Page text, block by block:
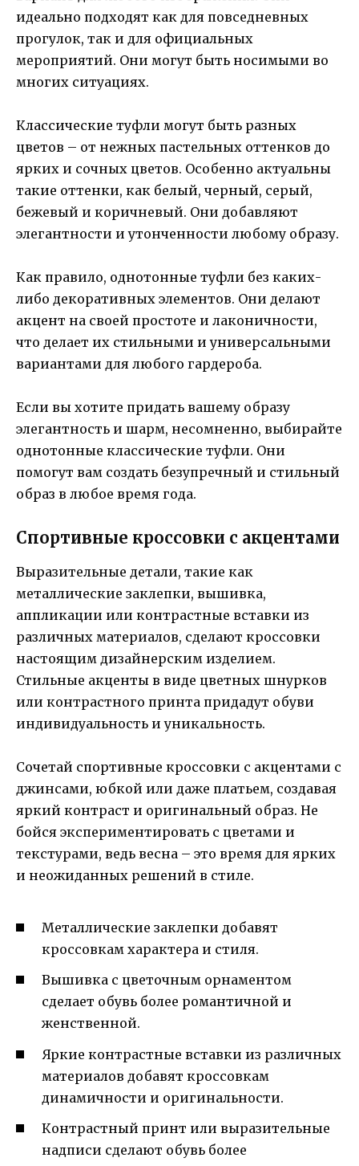
идеально подходят как для повседневных
прогулок, так и для официальных
мероприятий. Они могут быть носимыми во
многих ситуациях.
Классические туфли могут быть разных
цветов – от нежных пастельных оттенков до
ярких и сочных цветов. Особенно актуальны
такие оттенки, как белый, черный, серый,
бежевый и коричневый. Они добавляют
элегантности и утонченности любому образу.
Как правило, однотонные туфли без каких-
либо декоративных элементов. Они делают
акцент на своей простоте и лаконичности,
что делает их стильными и универсальными
вариантами для любого гардероба.
Если вы хотите придать вашему образу
элегантность и шарм, несомненно, выбирайте
однотонные классические туфли. Они
помогут вам создать безупречный и стильный
образ в любое время года.
Спортивные кроссовки с акцентами
Выразительные детали, такие как
металлические заклепки, вышивка,
аппликации или контрастные вставки из
различных материалов, сделают кроссовки
настоящим дизайнерским изделием.
Стильные акценты в виде цветных шнурков
или контрастного принта придадут обуви
индивидуальность и уникальность.
Сочетай спортивные кроссовки с акцентами с
джинсами, юбкой или даже платьем, создавая
яркий контраст и оригинальный образ. Не
бойся экспериментировать с цветами и
текстурами, ведь весна – это время для ярких
и неожиданных решений в стиле.
Металлические заклепки добавят
кроссовкам характера и стиля.
Вышивка с цветочным орнаментом
сделает обувь более романтичной и
женственной.
Яркие контрастные вставки из различных
материалов добавят кроссовкам
динамичности и оригинальности.
Контрастный принт или выразительные
надписи сделают обувь более